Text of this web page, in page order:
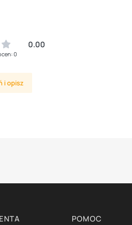
0.00
0
i opisz
POMOC